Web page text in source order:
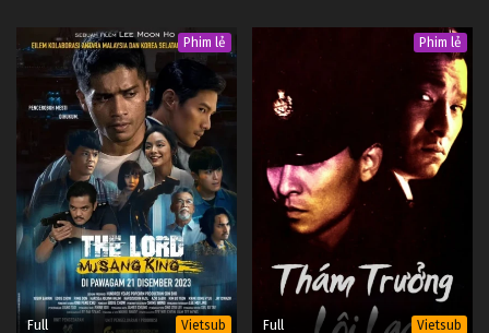
Đấu Phá Thương Khung Ngoại Truyện Tập 76
Tập 76
Đấu Phá Thương Khung Ngoại Truyện Tập 75
Tập 75
Đấu Phá Thương Khung Ngoại Truyện Tập 74
Tập 74
Phim lẻ
Full Vietsub
Phim lẻ
Full Vietsub